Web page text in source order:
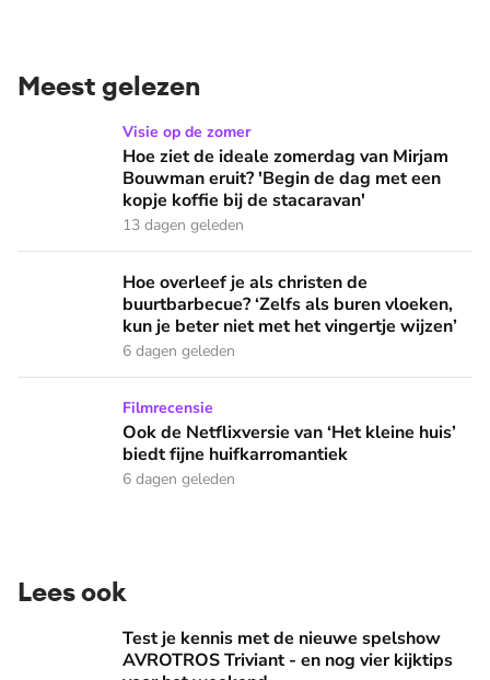
Meest gelezen
Hoe ziet de ideale zomerdag van Mirjam Bouwman eruit?
Visie op de zomer
Hoe ziet de ideale zomerdag van Mirjam
Bouwman eruit? 'Begin de dag met een
kopje koffie bij de stacaravan'
13 dagen geleden
Hoe overleef je als christen de buurtbarbecue? ‘Zelfs als
Hoe overleef je als christen de
buurtbarbecue? ‘Zelfs als buren vloeken,
kun je beter niet met het vingertje wijzen’
6 dagen geleden
Ook de Netflixversie van ‘Het kleine huis’ biedt fijne
Filmrecensie
Ook de Netflixversie van ‘Het kleine huis’
biedt fijne huifkarromantiek
6 dagen geleden
Lees ook
Test je kennis met de nieuwe spelshow AVROTROS
Test je kennis met de nieuwe spelshow
AVROTROS Triviant - en nog vier kijktips